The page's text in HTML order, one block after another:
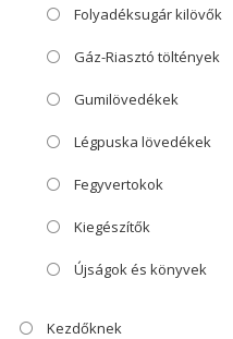
Folyadéksugár kilövők
Gáz-Riasztó töltények
Gumilövedékek
Légpuska lövedékek
Fegyvertokok
Kiegészítők
Újságok és könyvek
Kezdőknek